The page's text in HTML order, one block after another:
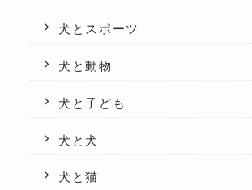
犬とスポーツ
犬と動物
犬と子ども
犬と犬
犬と猫